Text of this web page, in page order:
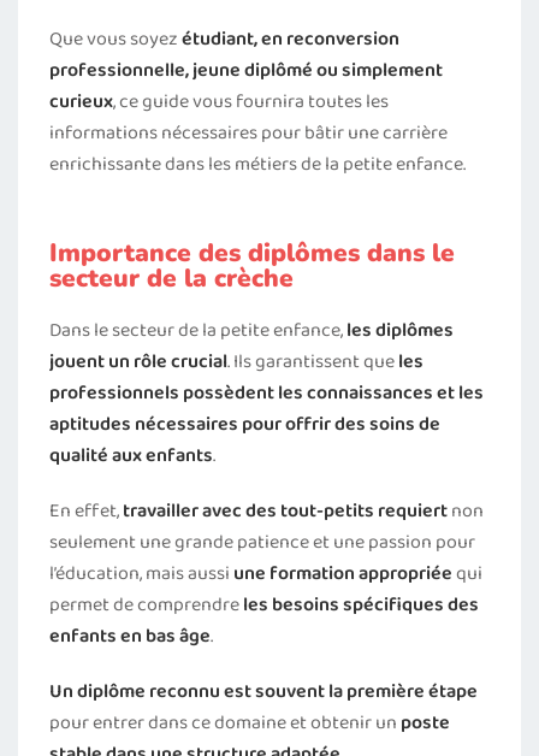
Que vous soyezétudiant, en reconversion
professionnelle, jeune diplômé ou simplement
curieux, ce guide vous fournira toutes les
informations nécessaires pour bâtir une carrière
enrichissante dans les métiers de la petite enfance.
Importance des diplômes dans le
secteur de la crèche
Dans le secteur de la petite enfance,les diplômes
jouent un rôle crucial. Ils garantissent queles
professionnels possèdent les connaissances et les
aptitudes nécessaires pour offrir des soins de
qualité aux enfants.
En effet,travailler avec des tout-petits requiertnon
seulement une grande patience et une passion pour
l’éducation, mais aussi une formation appropriéequi
permet de comprendreles besoins spécifiques des
enfants en bas âge.
Un diplôme reconnu est souvent la première étape
pour entrer dans ce domaine et obtenir un poste